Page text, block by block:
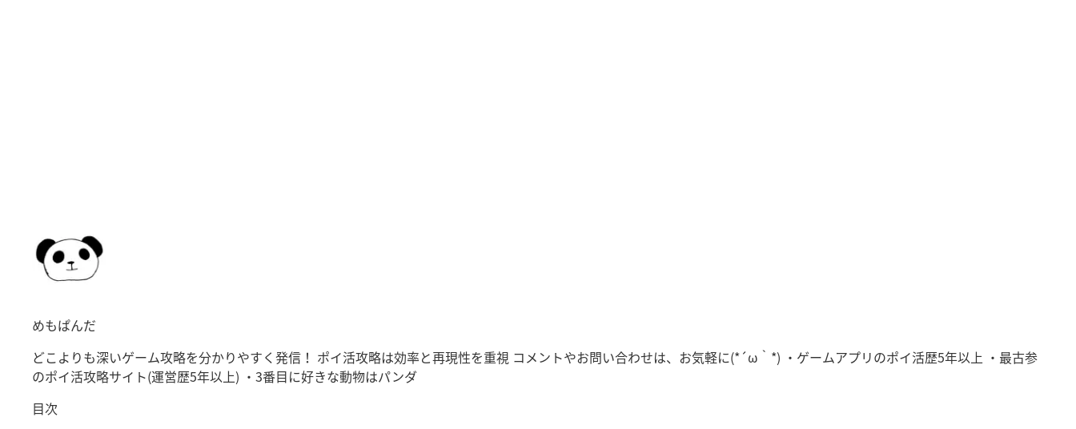
めもぱんだ
どこよりも深いゲーム攻略を分かりやすく発信！ ポイ活攻略は効率と再現性を重視 コメントやお問い合わせは、お気軽に(*´ω｀*) ・ゲームアプリのポイ活歴5年以上 ・最古参
のポイ活攻略サイト(運営歴5年以上) ・3番目に好きな動物はパンダ
目次